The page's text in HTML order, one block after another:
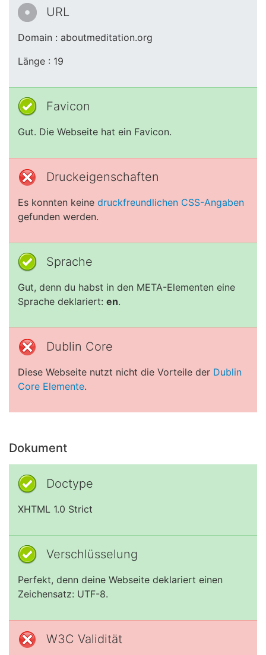
URL
Domain : aboutmeditation.org
Länge : 19
Favicon
Gut. Die Webseite hat ein Favicon.
Druckeigenschaften
Es konnten keine druckfreundlichen CSS-Angaben
gefunden werden.
Sprache
Gut, denn du habst in den META-Elementen eine
Sprache deklariert: en.
Dublin Core
Diese Webseite nutzt nicht die Vorteile der Dublin
Core Elemente.
Dokument
Doctype
XHTML 1.0 Strict
Verschlüsselung
Perfekt, denn deine Webseite deklariert einen
Zeichensatz: UTF-8.
W3C Validität